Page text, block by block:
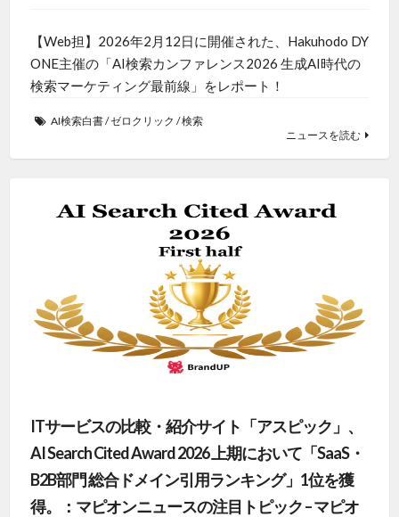
【Web担】2026年2月12日に開催された、Hakuhodo DY
ONE主催の「AI検索カンファレンス2026 生成AI時代の
検索マーケティング最前線」をレポート！
AI検索白書/ゼロクリック /検索
ニュースを読む
ITサービスの比較・紹介サイト「アスピック」、
AI Search Cited Award 2026 上期において「SaaS・
B2B部門 総合ドメイン引用ランキング」1位を獲
得。：マピオンニュースの注目トピック – マピオ